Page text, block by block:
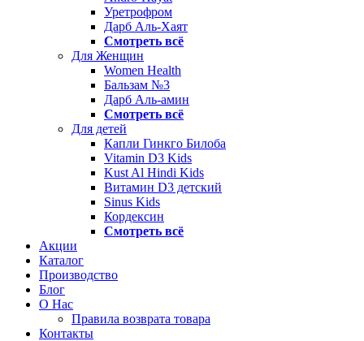
Уретрофром
Дарб Аль-Хаят
Смотреть всё
Для Женщин
Women Health
Бальзам №3
Дарб Аль-амин
Смотреть всё
Для детей
Капли Гинкго Билоба
Vitamin D3 Kids
Kust Al Hindi Kids
Витамин D3 детский
Sinus Kids
Кордексин
Смотреть всё
Акции
Каталог
Производство
Блог
О Нас
Правила возврата товара
Контакты